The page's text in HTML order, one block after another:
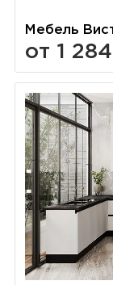
Мебель
от 1